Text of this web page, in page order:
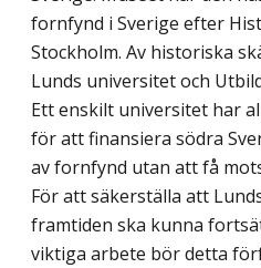
fornfynd i Sverige efter
Stockholm. Av historiska
Lunds universitet och
Ett enskilt universitet har
för att finansiera södra
av fornfynd utan att få
För att säkerställa att
framtiden ska kunna
viktiga arbete bör detta